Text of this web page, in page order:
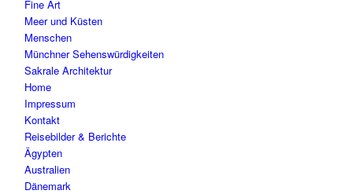
Fine Art
Meer und Küsten
Menschen
Münchner Sehenswürdigkeiten
Sakrale Architektur
Home
Impressum
Kontakt
Reisebilder & Berichte
Ägypten
Australien
Dänemark